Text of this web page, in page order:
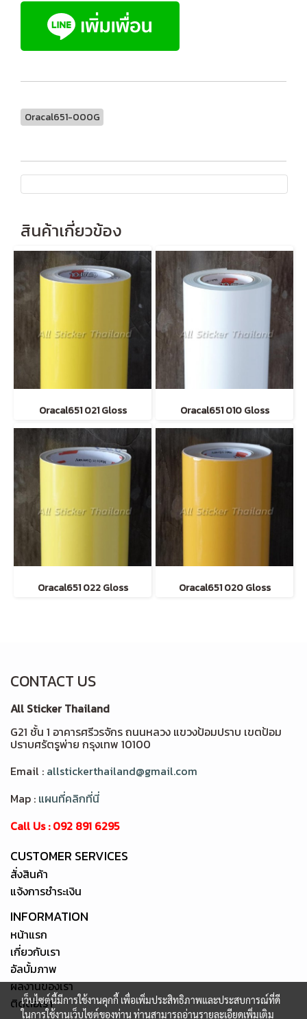
Oracal651-000G
สินค้าเกี่ยวข้อง
Oracal651 021 Gloss Oracal651 010 Gloss
Oracal651 022 Gloss Oracal651 020 Gloss
CONTACT US
All Sticker Thailand
G21 ชั้น 1 อาคารศรีวรจักร ถนนหลวง แขวงป้อมปราบ เขตป้อม
ปราบศรัตรูพ่าย กรุงเทพ 10100
Email : allstickerthailand@gmail.com
Map : แผนที่คลิกที่นี่
Call Us : 092 891 6295
CUSTOMER SERVICES
สั่งสินค้า
แจ้งการชำระเงิน
INFORMATION
หน้าแรก
เกี่ยวกับเรา
อัลบั้มภาพ
ผลงานของเรา
ติดต่อเรา
เว็บไซต์นี้มีการใช้งานคุกกี้ เพื่อเพิ่มประสิทธิภาพและประสบการณ์ที่ดี
ในการใช้งานเว็บไซต์ของท่าน ท่านสามารถอ่านรายละเอียดเพิ่มเติม